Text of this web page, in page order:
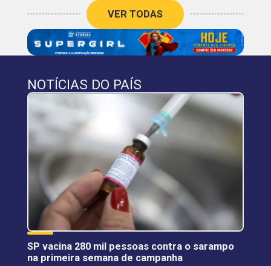
VER TODAS
NOTÍCIAS DO PAÍS
SP vacina 280 mil pessoas contra o sarampo
na primeira semana de campanha